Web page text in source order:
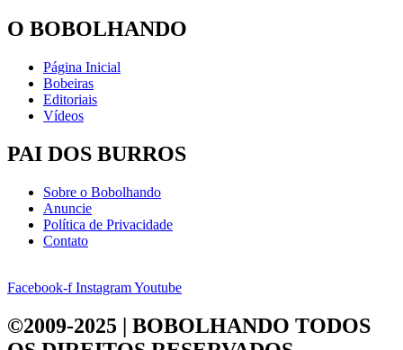
O BOBOLHANDO
Página Inicial
Bobeiras
Editoriais
Vídeos
PAI DOS BURROS
Sobre o Bobolhando
Anuncie
Política de Privacidade
Contato
Facebook-f InstagramYoutube
©2009-2025 | BOBOLHANDO TODOS